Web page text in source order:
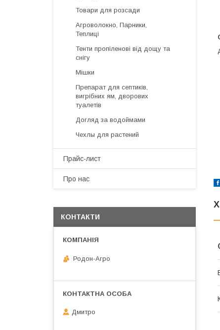
Товари для розсади
Агроволокно, Парники,
Теплиці
Тенти пропіленові від дощу та
снігу
Мішки
Препарат для септиків,
вигрібних ям, дворових
туалетів
Догляд за водоймами
Чехлы для растений
Прайс-лист
Про нас
КОНТАКТИ
Родон-Агро
Дмитро